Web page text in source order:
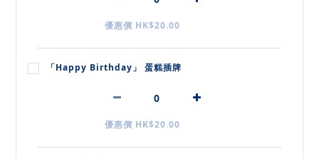
優惠價 HK$20.00
「Happy Birthday」 蛋糕插牌
優惠價 HK$20.00